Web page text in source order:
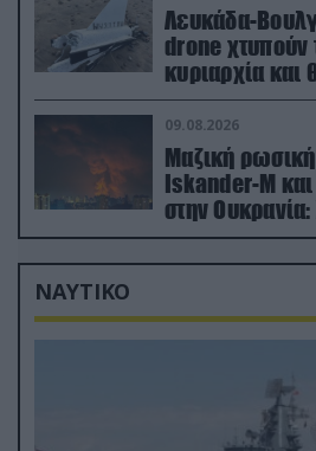
Λευκάδα-
drone χτυπούν
κυριαρχία και
οικονομίες
09.08.2026
Μαζική
Iskander-M
στην
εργοστάσιο
ΝΑΥΤΙΚΟ